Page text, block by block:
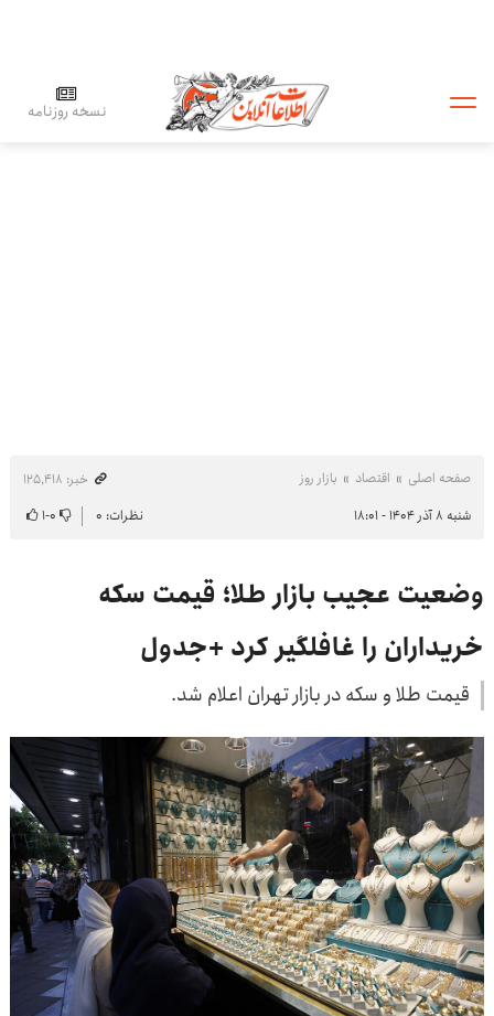
نسخه روزنامه
صفحه اصلی اقتصاد بازار روز
خبر: ۱۲۵٬۴۱۸
شنبه ۸ آذر ۱۴۰۴ - ۱۸:۰۱
نظرات: ۰ ۰-۱
وضعیت عجیب بازار طلا؛ قیمت سکه
خریداران را غافلگیر کرد +جدول
قیمت طلا و سکه در بازار تهران اعلام شد.